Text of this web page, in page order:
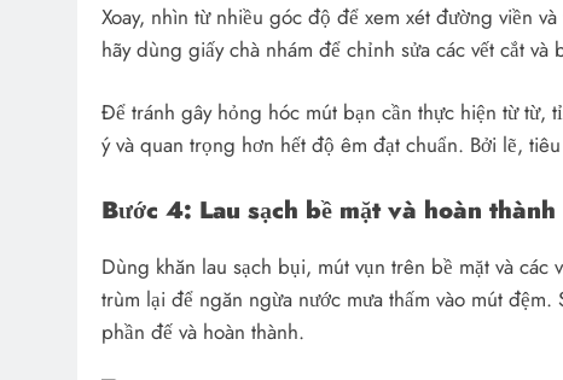
Xoay, nhìn từ nhiều góc độ để xem xét đường viền
hãy dùng giấy chà nhám để chỉnh sửa các vết cắt và
Để tránh gây hỏng hóc mút bạn cần thực hiện từ
ý và quan trọng hơn hết độ êm đạt chuẩn. Bởi lẽ,
Bước 4: Lau sạch bề mặt và hoàn thành
Dùng khăn lau sạch bụi, mút vụn trên bề mặt và
trùm lại để ngăn ngừa nước mưa thấm vào mút
phần đế và hoàn thành.